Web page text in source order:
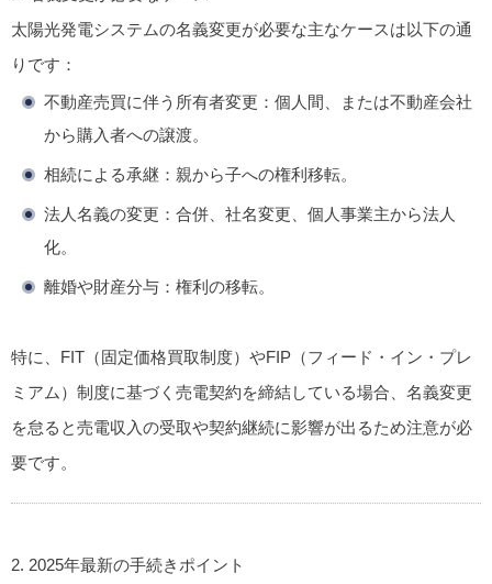
太陽光発電システムの名義変更が必要な主なケースは以下の通
りです：
不動産売買に伴う所有者変更 ：個人間、または不動産会社
から購入者への譲渡。
相続による承継 ：親から子への権利移転。
法人名義の変更 ：合併、社名変更、個人事業主から法人
化。
離婚や財産分与 ：権利の移転。
特に、FIT（固定価格買取制度）やFIP（フィード・イン・プレ
ミアム）制度に基づく売電契約を締結している場合、名義変更
を怠ると売電収入の受取や契約継続に影響が出るため注意が必
要です。
2. 2025年最新の手続きポイント